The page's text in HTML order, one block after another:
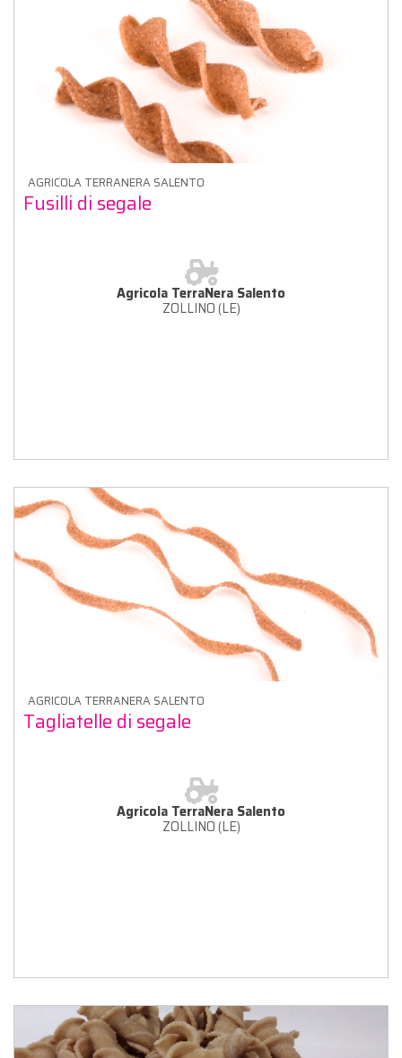
AGRICOLA TERRANERA SALENTO
Fusilli di segale
Agricola TerraNera Salento
ZOLLINO (LE)
AGRICOLA TERRANERA SALENTO
Tagliatelle di segale
Agricola TerraNera Salento
ZOLLINO (LE)